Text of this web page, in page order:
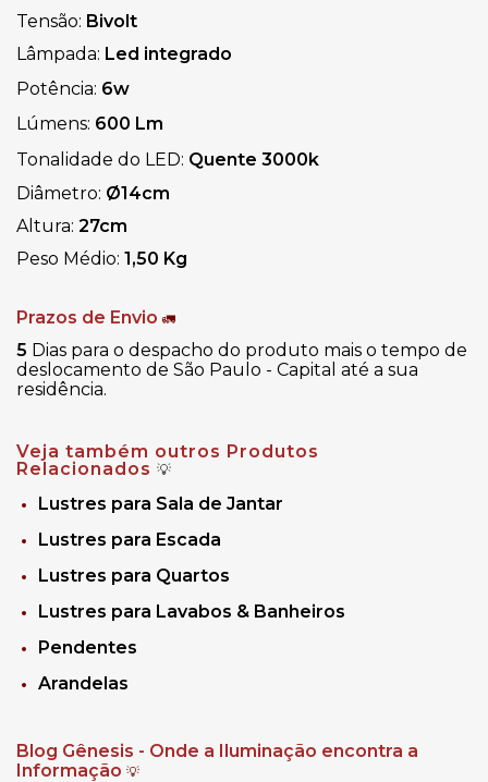
Tensão: Bivolt
Lâmpada: Led integrado
Potência: 6w
Lúmens: 600 Lm
Tonalidade do LED: Quente 3000k
Diâmetro: Ø14cm
Altura: 27cm
Peso Médio: 1,50 Kg
Prazos de Envio 🚛
5 Dias para o despacho do produto mais o tempo de
deslocamento de São Paulo - Capital até a sua
residência.
Veja também outros Produtos
Relacionados 💡
Lustres para Sala de Jantar
Lustres para Escada
Lustres para Quartos
Lustres para Lavabos & Banheiros
Pendentes
Arandelas
Blog Gênesis - Onde a Iluminação encontra a
Informação 💡